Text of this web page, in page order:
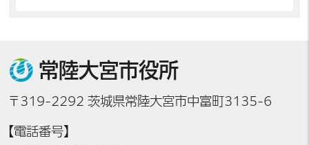
常陸大宮市役所
〒319-2292 茨城県常陸大宮市中富町3135-6
【電話番号】